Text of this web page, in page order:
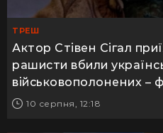
ТРЕШ
Актор Стівен Сігал
рашисти вбили
військовополонених –
10 серпня, 12:18